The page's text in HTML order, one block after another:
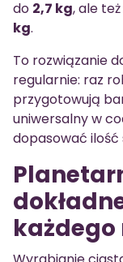
do 2,7 kg, ale
kg.
To rozwiązanie
regularnie: raz
przygotowują
uniwersalny w
dopasować ilość
każdego